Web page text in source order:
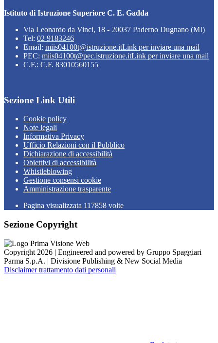
Istituto di Istruzione Superiore C. E. Gadda
Via Leonardo da Vinci, 18 - 20037 Paderno Dugnano (MI)
Tel: 02 9183246
Email: miis04100t@istruzione.itLink per inviare una mail
PEC: miis04100t@pec.istruzione.itLink per inviare una mail
C.F.: C.F. 83010560155
Sezione Link Utili
Cookie policy
Note legali
Informativa Privacy
Ufficio Relazioni con il Pubblico
Dichiarazione di accessibilità
Obiettivi di accessibilità
Whistleblowing
Gestione consensi cookie
Amministrazione trasparente
Pagina visualizzata 117858 volte
Sezione Copyright
Copyright 2026 | Engineered and powered by Gruppo Spaggiari
Parma S.p.A. | Divisione Publishing & New Social Media
Disclaimer trattamento dati personali